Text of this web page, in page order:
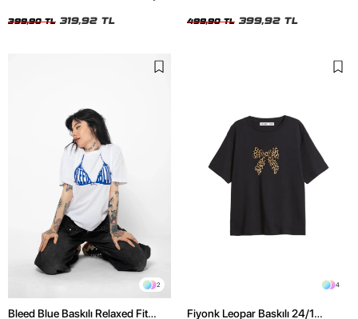
399,90 TL 319,92 TL 499,90 TL 399,92 TL
2
Bleed Blue Baskılı Relaxed Fit
4
Fiyonk Leopar Baskılı 24/1